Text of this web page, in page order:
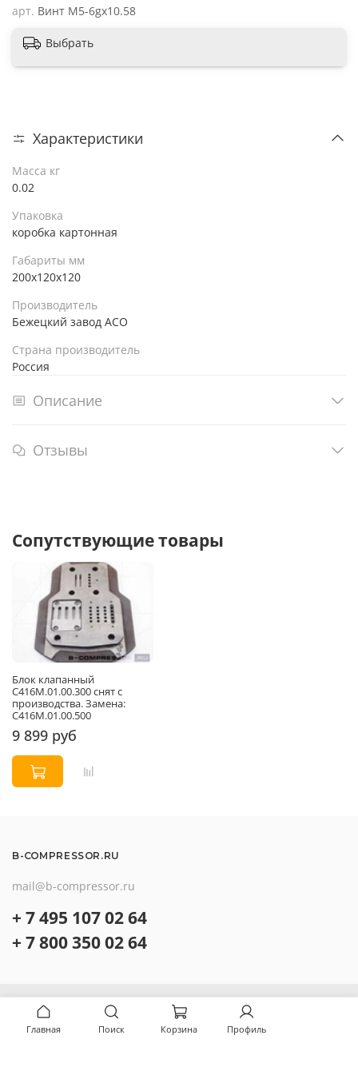
арт. Винт М5-6gх10.58
Выбрать
Характеристики
Масса кг
0.02
Упаковка
коробка картонная
Габариты мм
200x120x120
Производитель
Бежецкий завод АСО
Страна производитель
Россия
Описание
Отзывы
Сопутствующие товары
Блок клапанный
С416М.01.00.300 снят с
производства. Замена:
С416М.01.00.500
9 899 руб
B-COMPRESSOR.RU
mail@b-compressor.ru
+ 7 495 107 02 64
+ 7 800 350 02 64
О компании Контакты
Главная Поиск Корзина Профиль